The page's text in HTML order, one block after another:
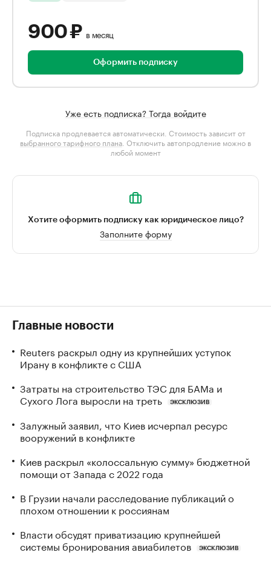
900 ₽ в месяц
Оформить подписку
Уже есть подписка? Тогда войдите
Подписка продлевается автоматически. Стоимость зависит от
выбранного тарифного плана . Отключить автопродление можно в
любой момент
Хотите оформить подписку как юридическое лицо?
Заполните форму
Главные новости
Reuters раскрыл одну из крупнейших уступок
Ирану в конфликте с США
Затраты на строительство ТЭС для БАМа и
Сухого Лога выросли на треть
ЭКСКЛЮЗИВ
Залужный заявил, что Киев исчерпал ресурс
вооружений в конфликте
Киев раскрыл «колоссальную сумму» бюджетной
помощи от Запада с 2022 года
В Грузии начали расследование публикаций о
плохом отношении к россиянам
Власти обсудят приватизацию крупнейшей
системы бронирования авиабилетов
ЭКСКЛЮЗИВ